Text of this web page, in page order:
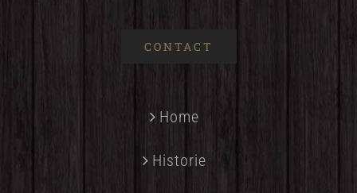
CONTACT
Home
Historie